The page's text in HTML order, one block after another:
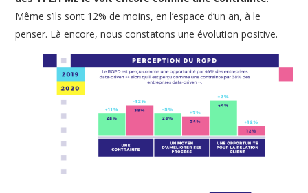
Même s’ils sont 12% de moins, en l’espace d’un an, à le
penser. Là encore, nous constatons une évolution positive.